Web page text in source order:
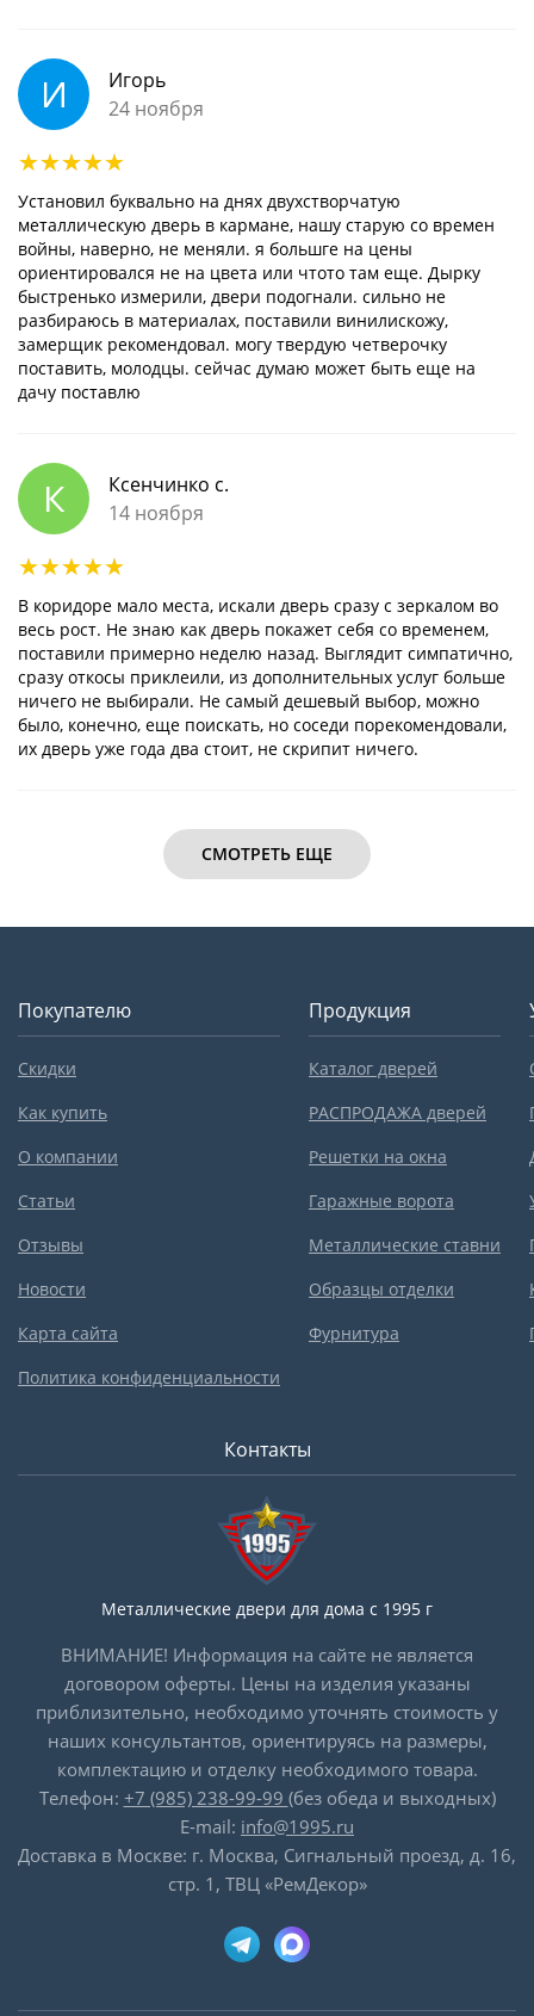
И
Игорь
24 ноября
Установил буквально на днях двухстворчатую
металлическую дверь в кармане, нашу старую со времен
войны, наверно, не меняли. я большге на цены
ориентировался не на цвета или чтото там еще. Дырку
быстренько измерили, двери подогнали. сильно не
разбираюсь в материалах, поставили винилискожу,
замерщик рекомендовал. могу твердую четверочку
поставить, молодцы. сейчас думаю может быть еще на
дачу поставлю
К
Ксенчинко с.
14 ноября
В коридоре мало места, искали дверь сразу с зеркалом во
весь рост. Не знаю как дверь покажет себя со временем,
поставили примерно неделю назад. Выглядит симпатично,
сразу откосы приклеили, из дополнительных услуг больше
ничего не выбирали. Не самый дешевый выбор, можно
было, конечно, еще поискать, но соседи порекомендовали,
их дверь уже года два стоит, не скрипит ничего.
СМОТРЕТЬ ЕЩЕ
Покупателю
Скидки
Как купить
О компании
Статьи
Отзывы
Новости
Карта сайта
Политика конфиденциальности
Продукция
Каталог дверей
РАСПРОДАЖА дверей
Решетки на окна
Гаражные ворота
Металлические ставни
Образцы отделки
Фурнитура
Контакты
Металлические двери для дома с 1995 г
ВНИМАНИЕ! Информация на сайте не является
договором оферты. Цены на изделия указаны
приблизительно, необходимо уточнять стоимость у
наших консультантов, ориентируясь на размеры,
комплектацию и отделку необходимого товара.
Телефон: +7 (985) 238-99-99 (без обеда и выходных)
E-mail: info@1995.ru
Доставка в Москве: г. Москва, Сигнальный проезд, д. 16,
стр. 1, ТВЦ «РемДекор»